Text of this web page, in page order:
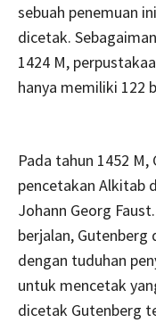
sebuah penemuan
dicetak.
1424 M,
hanya memiliki 122
Pada tahun 1452
pencetakan Alkitab
Johann Georg
berjalan,
dengan tuduhan
untuk mencetak
dicetak Gutenberg